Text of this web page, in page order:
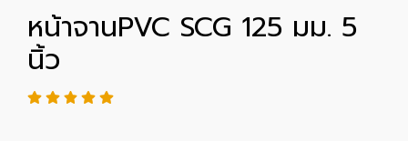
หน้าจานPVC SCG 125 มม. 5
นิ้ว